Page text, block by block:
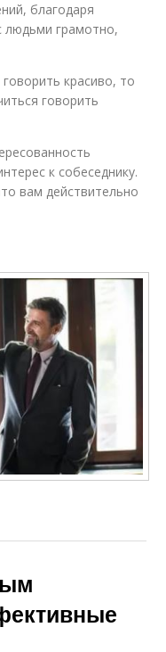
благодаря
людьми грамотно,
красиво, то
говорить
к собеседнику.
вам действительно